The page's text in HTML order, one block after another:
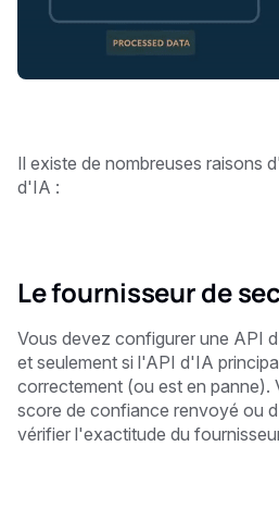
Il existe de nombreuses raisons
d'IA : ‍
Le fournisseur de
Vous devez configurer une API
et seulement si l'API d'IA
correctement (ou est en panne).
score de confiance renvoyé ou
vérifier l'exactitude du